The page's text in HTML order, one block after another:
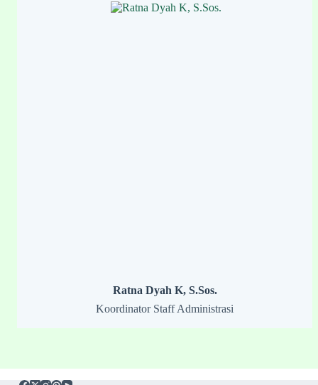
Ratna Dyah K, S.Sos.
Koordinator Staff Administrasi